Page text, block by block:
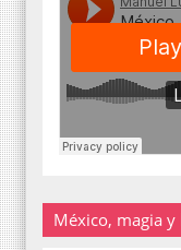
México, magia